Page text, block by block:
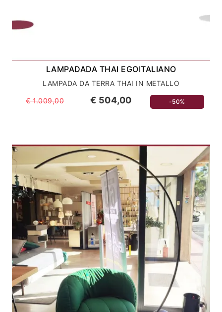
LAMPADADA THAI EGOITALIANO
LAMPADA DA TERRA THAI IN METALLO
€ 1.009,00 € 504,00 -50%